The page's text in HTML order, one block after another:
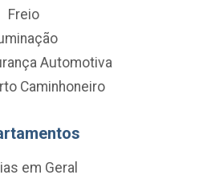
Freio
Automotiva
Caminhoneiro
em Geral